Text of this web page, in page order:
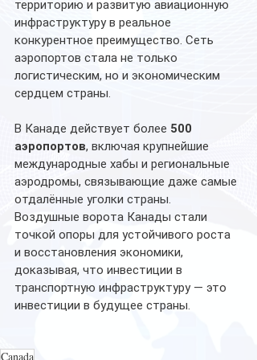
территорию и развитую авиационную
инфраструктуру в реальное
конкурентное преимущество. Сеть
аэропортов стала не только
логистическим, но и экономическим
сердцем страны.
В Канаде действует более 500
аэропортов, включая крупнейшие
международные хабы и региональные
аэродромы, связывающие даже самые
отдалённые уголки страны.
Воздушные ворота Канады стали
точкой опоры для устойчивого роста
и восстановления экономики,
доказывая, что инвестиции в
транспортную инфраструктуру — это
инвестиции в будущее страны.
Canada